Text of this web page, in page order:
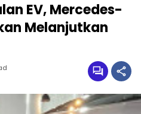
EV, Mercedes-
Melanjutkan